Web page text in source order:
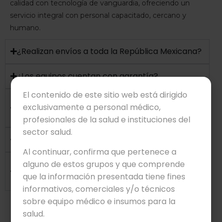
calidad con tecnología de vanguardia, ofreciendo un
servicio integral con personal capacitado, cercano y
humano.
¿Realizan envíos a toda la República Mexicana?
¿Los equipos cuentan con garantía?
¿Los equipos tienen certificación ante
COFEPRIS?
¿Cuentan con servicio técnico de
mantenimiento?
El contenido de este sitio web está dirigido
exclusivamente a personal médico,
profesionales de la salud e instituciones del
sector salud.
Al continuar, confirma que pertenece a
alguno de estos grupos y que comprende
que la información presentada tiene fines
informativos, comerciales y/o técnicos
sobre equipo médico e insumos para la
salud.